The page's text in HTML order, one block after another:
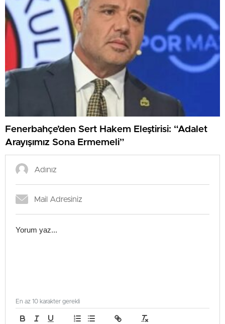
Fenerbahçe’den Sert Hakem Eleştirisi: “Adalet
Arayışımız Sona Ermemeli”
En az 10 karakter gerekli